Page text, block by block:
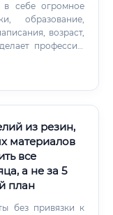
себе огромное
образование,
возраст,
профессию
из резин,
материалов
все
а не за 5
план
без привязки к